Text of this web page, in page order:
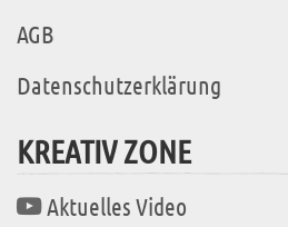
AGB
Datenschutzerklärung
KREATIV ZONE
Aktuelles Video